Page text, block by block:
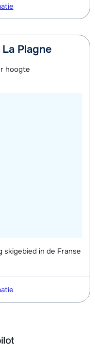
Plagne
hoogte
skigebied in de Franse